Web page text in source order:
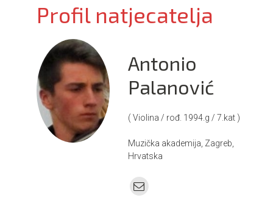
Profil natjecatelja
Antonio
Palanović
( Violina / rođ. 1994.g / 7.kat )
Muzička akademija, Zagreb,
Hrvatska